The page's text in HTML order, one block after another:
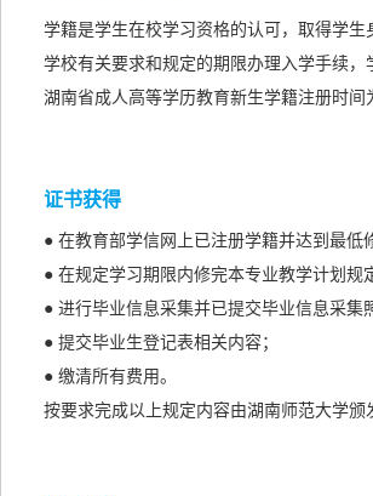
学籍是学生在校学习资格的认可，取得学
学校有关要求和规定的期限办理入学手续
湖南省成人高等学历教育新生学籍注册时
证书获得
● 在教育部学信网上已注册学籍并达到最低
● 在规定学习期限内修完本专业教学计划
● 进行毕业信息采集并已提交毕业信息采集
● 提交毕业生登记表相关内容；
● 缴清所有费用。
按要求完成以上规定内容由湖南师范大学